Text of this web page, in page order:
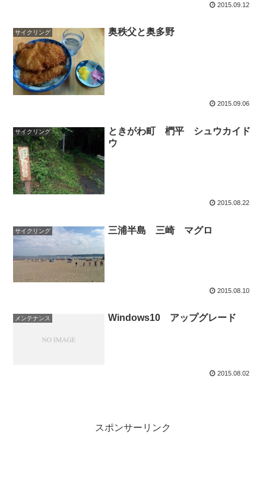
2015.09.12
サイクリング 奥秩父と奥多野
2015.09.06
サイクリング
ときがわ町 椚平 シュウカイド
ウ
2015.08.22
サイクリング 三浦半島 三崎 マグロ
2015.08.10
メンテナンス Windows10 アップグレード
2015.08.02
スポンサーリンク